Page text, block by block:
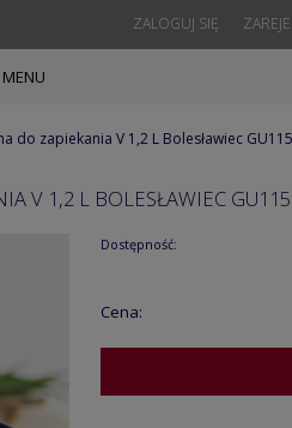
ZALOGUJ SIĘ
MENU
do zapiekania V 1,2 L Bolesławiec
V 1,2 L BOLESŁAWIEC
Dostępność:
Cena: